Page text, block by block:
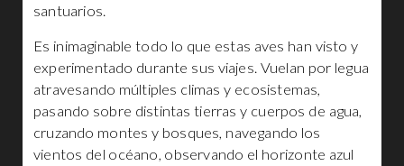
santuarios.
Es inimaginable todo lo que estas aves han visto y
experimentado durante sus viajes. Vuelan por legua
atravesando múltiples climas y ecosistemas,
pasando sobre distintas tierras y cuerpos de agua,
cruzando montes y bosques, navegando los
vientos del océano, observando el horizonte azul